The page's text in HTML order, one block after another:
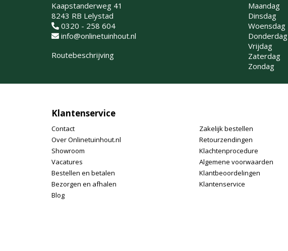
Kaapstanderweg 41
8243 RB Lelystad
0320 - 258 604
info@onlinetuinhout.nl
Routebeschrijving
Maandag
Dinsdag
Woensdag
Donderdag
Vrijdag
Zaterdag
Zondag
Klantenservice
Contact
Over Onlinetuinhout.nl
Showroom
Vacatures
Bestellen en betalen
Bezorgen en afhalen
Blog
Zakelijk bestellen
Retourzendingen
Klachtenprocedure
Algemene voorwaarden
Klantbeoordelingen
Klantenservice